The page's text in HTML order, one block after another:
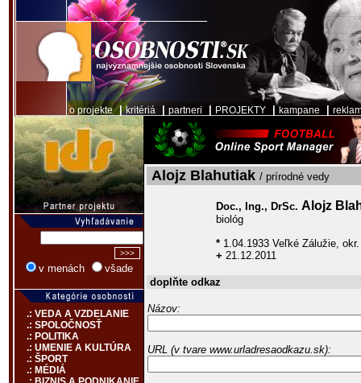
o projekte|kritériá partneri PROJEKTY kampane
v menách všade
.: VEDA A VZDELANIE
.: SPOLOČNOSŤ
.: POLITIKA
.: UMENIE A KULTÚRA
.: ŠPORT
.: MÉDIÁ
Alojz Blahutiak / prírodné vedy
Doc., Ing., DrSc. Alojz
biológ
* 1.04.1933 Veľké Zálužie,
+ 21.12.2011
doplňte odkaz
Názov:
URL (v tvare www.urladresaodkazu.sk):